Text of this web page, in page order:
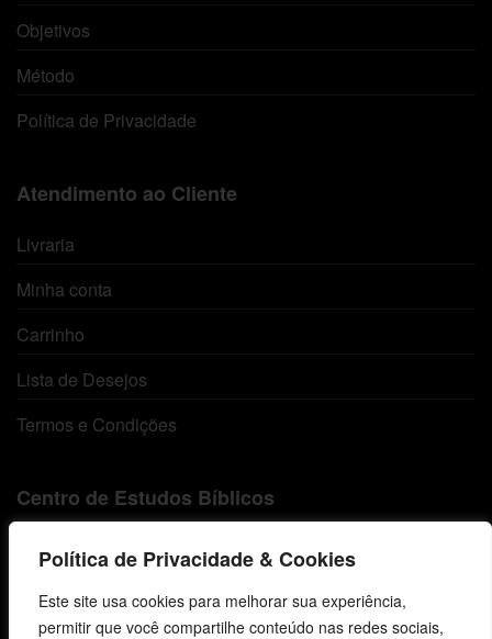
Política de Privacidade & Cookies
Este site usa cookies para melhorar sua experiência,
permitir que você compartilhe conteúdo nas redes sociais,
Objetivos
Método
Política de Privacidade
Atendimento ao Cliente
Livraria
Minha conta
Carrinho
Lista de Desejos
Termos e Condições
Centro de Estudos Bíblicos
CNPJ: 29.832.607/0001-10
São Leopoldo, RS, Brasil